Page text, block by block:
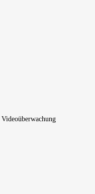
Videoüberwachung